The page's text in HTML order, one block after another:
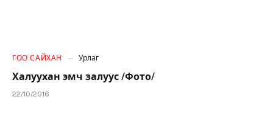
ГОО САЙХАН Урлаг
Халуухан эмч залуус /Фото/
22/10/2016